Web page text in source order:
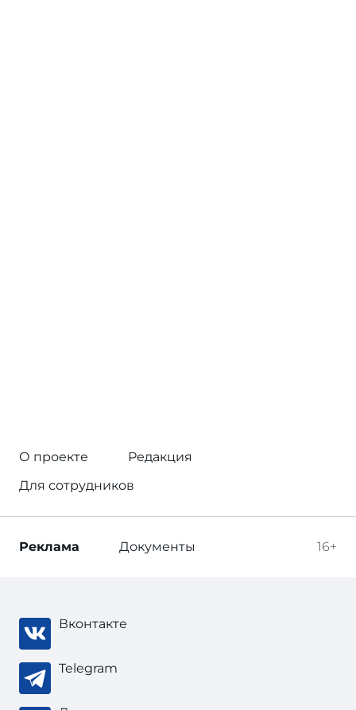
О проекте
Редакция
Для сотрудников
16+
Реклама Документы
Вконтакте
Telegram